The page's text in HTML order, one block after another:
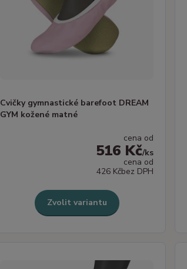
Cvičky gymnastické barefoot DREAM
GYM kožené matné
cena od
516 Kč/ks
cena od
426 Kčbez DPH
Zvolit variantu